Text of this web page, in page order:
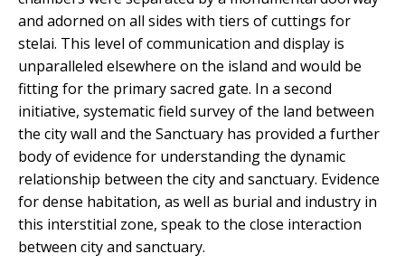
and adorned on all sides with tiers of cuttings for
stelai. This level of communication and display is
unparalleled elsewhere on the island and would be
fitting for the primary sacred gate. In a second
initiative, systematic field survey of the land between
the city wall and the Sanctuary has provided a further
body of evidence for understanding the dynamic
relationship between the city and sanctuary. Evidence
for dense habitation, as well as burial and industry in
this interstitial zone, speak to the close interaction
between city and sanctuary.